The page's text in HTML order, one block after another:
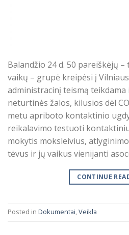
Balandžio 24 d. 50 pareiškėjų
vaikų – grupė kreipėsi į
administracinį teismą
neturtinės žalos, kilusios dėl
metu apriboto kontaktinio
reikalavimo testuoti
mokytis moksleivius,
tėvus ir jų vaikus vienijanti
CONTINUE
Posted in Dokumentai,Veikla